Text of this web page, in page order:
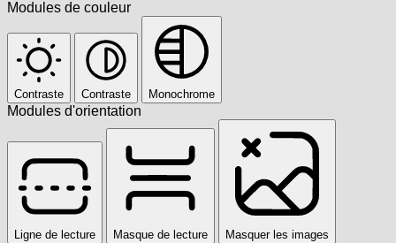
Modules de couleur
Contraste Contraste Monochrome
Modules d'orientation
Ligne de lecture Masque de lecture Masquer les images